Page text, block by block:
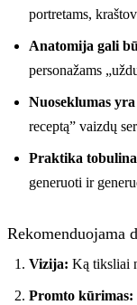
portretams,
Anatomija gali
personažams
Nuoseklumas
receptą” vaizdų
Praktika
generuoti ir
Rekomenduojama
Vizija: Ką tiksliai
Promto kūrimas: